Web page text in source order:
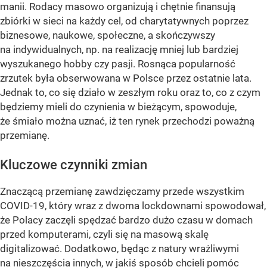
manii. Rodacy masowo organizują i chętnie finansują
zbiórki w sieci na każdy cel, od charytatywnych poprzez
biznesowe, naukowe, społeczne, a skończywszy
na indywidualnych, np. na realizację mniej lub bardziej
wyszukanego hobby czy pasji. Rosnąca popularność
zrzutek była obserwowana w Polsce przez ostatnie lata.
Jednak to, co się działo w zeszłym roku oraz to, co z czym
będziemy mieli do czynienia w bieżącym, spowoduje,
że śmiało można uznać, iż ten rynek przechodzi poważną
przemianę.
Kluczowe czynniki zmian
Znaczącą przemianę zawdzięczamy przede wszystkim
COVID-19, który wraz z dwoma lockdownami spowodował,
że Polacy zaczęli spędzać bardzo dużo czasu w domach
przed komputerami, czyli się na masową skalę
digitalizować. Dodatkowo, będąc z natury wrażliwymi
na nieszczęścia innych, w jakiś sposób chcieli pomóc